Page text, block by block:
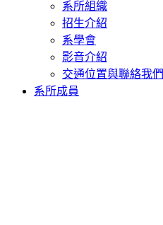
系所組織
招生介紹
系學會
影音介紹
交通位置與聯絡我們
系所成員